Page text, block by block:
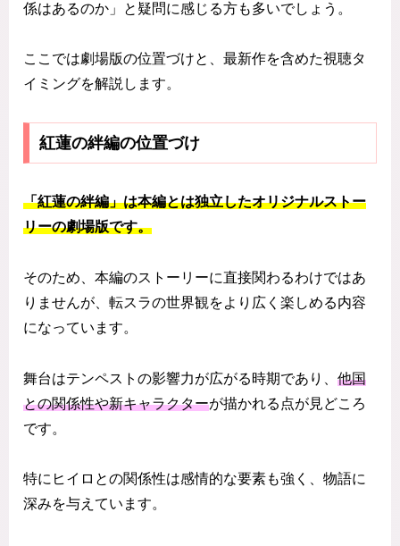
係はあるのか」と疑問に感じる方も多いでしょう。
ここでは劇場版の位置づけと、最新作を含めた視聴タ
イミングを解説します。
紅蓮の絆編の位置づけ
「紅蓮の絆編」は本編とは独立したオリジナルストー
リーの劇場版です。
そのため、本編のストーリーに直接関わるわけではあ
りませんが、転スラの世界観をより広く楽しめる内容
になっています。
舞台はテンペストの影響力が広がる時期であり、 他国
との関係性や新キャラクターが描かれる点が見どころ
です。
特にヒイロとの関係性は感情的な要素も強く、物語に
深みを与えています。